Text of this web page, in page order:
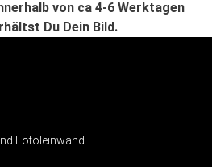
von ca 4-6 Werktagen
Du Dein Bild.
Fotoleinwand